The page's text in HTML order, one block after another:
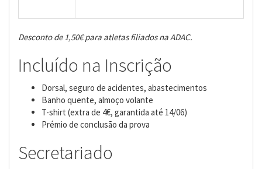
Desconto de 1,50€ para atletas filiados na ADAC.
Incluído na Inscrição
Dorsal, seguro de acidentes, abastecimentos
Banho quente, almoço volante
T-shirt (extra de 4€, garantida até 14/06)
Prémio de conclusão da prova
Secretariado